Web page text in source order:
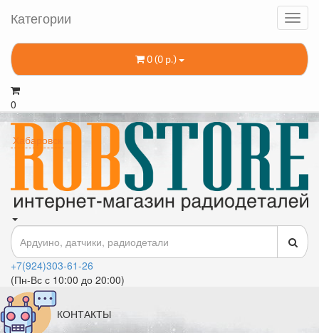
Категории
0 (0 р.)
0
Хабаровск
+7(924)303-61-26
(Пн-Вс с 10:00 до 20:00)
КОНТАКТЫ